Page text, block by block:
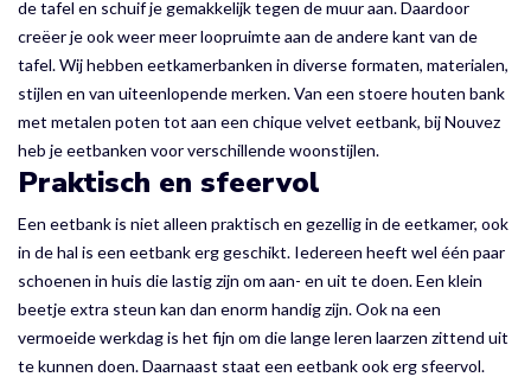
de tafel en schuif je gemakkelijk tegen de muur aan. Daardoor
creëer je ook weer meer loopruimte aan de andere kant van de
tafel. Wij hebben eetkamerbanken in diverse formaten, materialen,
stijlen en van uiteenlopende merken. Van een stoere houten bank
met metalen poten tot aan een chique velvet eetbank, bij Nouvez
heb je eetbanken voor verschillende woonstijlen.
Praktisch en sfeervol
Een eetbank is niet alleen praktisch en gezellig in de eetkamer, ook
in de hal is een eetbank erg geschikt. Iedereen heeft wel één paar
schoenen in huis die lastig zijn om aan- en uit te doen. Een klein
beetje extra steun kan dan enorm handig zijn. Ook na een
vermoeide werkdag is het fijn om die lange leren laarzen zittend uit
te kunnen doen. Daarnaast staat een eetbank ook erg sfeervol.